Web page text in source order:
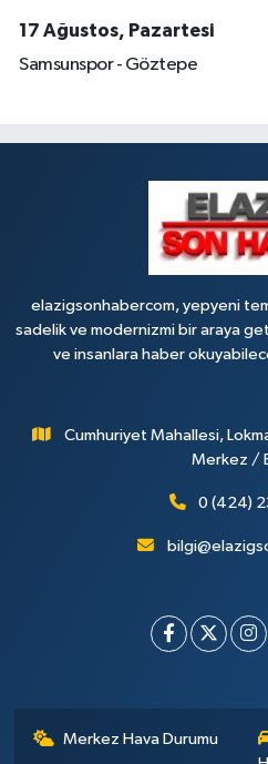
17 Ağustos, Pazartesi
Samsunspor - Göztepe
elazigsonhabercom, yepyeni
sadelik ve modernizmi bir araya
ve insanlara haber
Cumhuriyet Mahallesi,
Merkez /
0 (424)
Merkez Hava Durumu